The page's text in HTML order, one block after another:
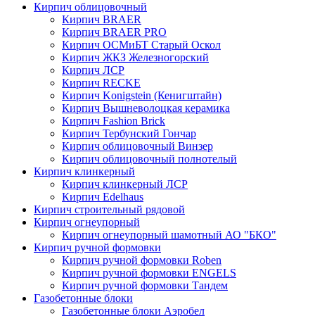
Кирпич облицовочный
Кирпич BRAER
Кирпич BRAER PRO
Кирпич ОСМиБТ Старый Оскол
Кирпич ЖКЗ Железногорский
Кирпич ЛСР
Кирпич RECKE
Кирпич Konigstein (Кенигштайн)
Кирпич Вышневолоцкая керамика
Кирпич Fashion Brick
Кирпич Тербунский Гончар
Кирпич облицовочный Винзер
Кирпич облицовочный полнотелый
Кирпич клинкерный
Кирпич клинкерный ЛСР
Кирпич Edelhaus
Кирпич строительный рядовой
Кирпич огнеупорный
Кирпич огнеупорный шамотный АО "БКО"
Кирпич ручной формовки
Кирпич ручной формовки Roben
Кирпич ручной формовки ENGELS
Кирпич ручной формовки Тандем
Газобетонные блоки
Газобетонные блоки Аэробел